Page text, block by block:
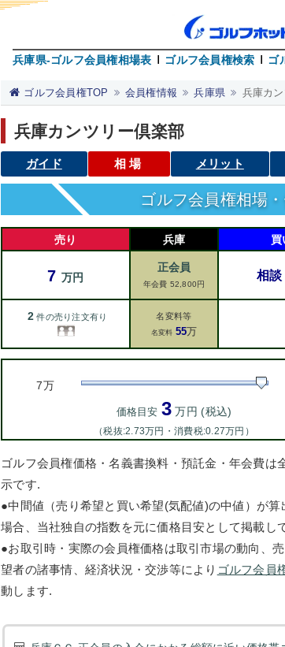
兵庫県-ゴルフ会員権相場表 ゴルフ会員権検索 ゴ
ゴルフ会員権TOP 会員権情報 兵庫県 兵庫カ
兵庫カンツリー倶楽部
ガイド 相場 メリット
ゴルフ会員権相場
売り
7 万円
2 件の売り注文有り
兵庫
正会員
年会費 52,800円
名変料等
名変料 55万
買
相談
7万
価格目安 3 万円 (税込)
（税抜:2.73万円・消費税:0.27万円）
ゴルフ会員権価格・名義書換料・預託金・年会費は
示です.
●中間値（売り希望と買い希望(気配値)の中値）が算
場合、当社独自の指数を元に価格目安として掲載し
●お取引時・実際の会員権価格は取引市場の動向、
望者の諸事情、経済状況・交渉等により ゴルフ会員
動します.